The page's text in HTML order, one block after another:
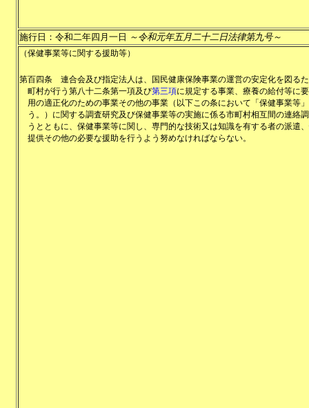
施行日：令和二年四月一日 ～令和元年五月二十二日法律第九号～
（保健事業等に関する援助等）
第百四条
連合会及び指定法人は、国民健康保険事業の運営の安定化を図る
町村が行う第八十二条第一項及び第三項に規定する事業、療養の給付等に
用の適正化のための事業その他の事業（以下この条において「保健事業等
う。）に関する調査研究及び保健事業等の実施に係る市町村相互間の連絡
うとともに、保健事業等に関し、専門的な技術又は知識を有する者の派遣
提供その他の必要な援助を行うよう努めなければならない。